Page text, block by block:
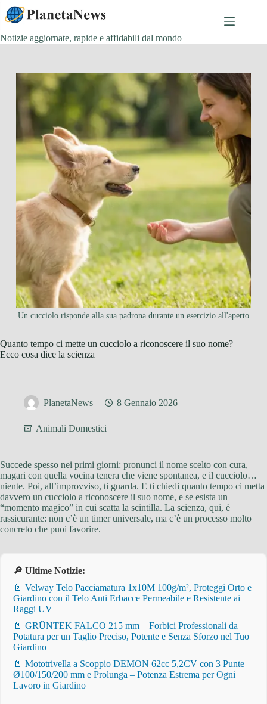
Salta
al
contenuto
Notizie aggiornate, rapide e affidabili dal mondo
Un cucciolo risponde alla sua padrona durante un esercizio all'aperto
Quanto tempo ci mette un cucciolo a riconoscere il suo nome?
Ecco cosa dice la scienza
PlanetaNews 8 Gennaio 2026
Animali Domestici
Succede spesso nei primi giorni: pronunci il nome scelto con cura,
magari con quella vocina tenera che viene spontanea, e il cucciolo…
niente. Poi, all’improvviso, ti guarda. E ti chiedi quanto tempo ci metta
davvero un cucciolo a riconoscere il suo nome, e se esista un
“momento magico” in cui scatta la scintilla. La scienza, qui, è
rassicurante: non c’è un timer universale, ma c’è un processo molto
concreto che puoi favorire.
🔎 Ultime Notizie:
📄 Velway Telo Pacciamatura 1x10M 100g/m², Proteggi Orto e
Giardino con il Telo Anti Erbacce Permeabile e Resistente ai
Raggi UV
📄 GRÜNTEK FALCO 215 mm – Forbici Professionali da
Potatura per un Taglio Preciso, Potente e Senza Sforzo nel Tuo
Giardino
📄 Mototrivella a Scoppio DEMON 62cc 5,2CV con 3 Punte
Ø100/150/200 mm e Prolunga – Potenza Estrema per Ogni
Lavoro in Giardino